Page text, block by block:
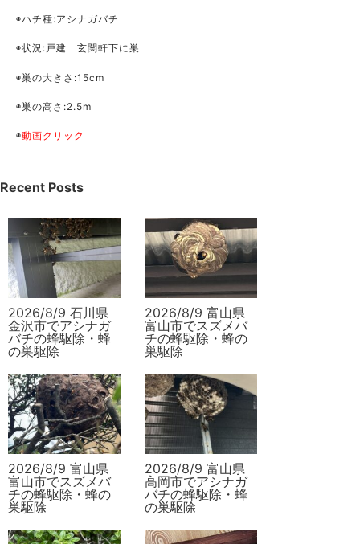
◉ハチ種:アシナガバチ
◉状況:戸建 玄関軒下に巣
◉巣の大きさ:15cm
◉巣の高さ:2.5m
◉動画クリック
Recent Posts
2026/8/9 石川県
金沢市でアシナガ
バチの蜂駆除・蜂
の巣駆除
2026/8/9 富山県
富山市でスズメバ
チの蜂駆除・蜂の
巣駆除
2026/8/9 富山県
富山市でスズメバ
チの蜂駆除・蜂の
巣駆除
2026/8/9 富山県
高岡市でアシナガ
バチの蜂駆除・蜂
の巣駆除